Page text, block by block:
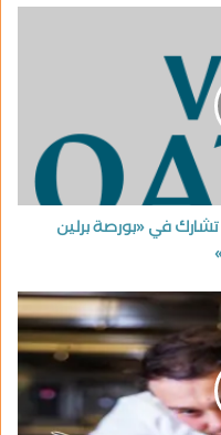
بوفد يضم 28 شريكا.. Visit Qatar تشارك في «بورصة برلين